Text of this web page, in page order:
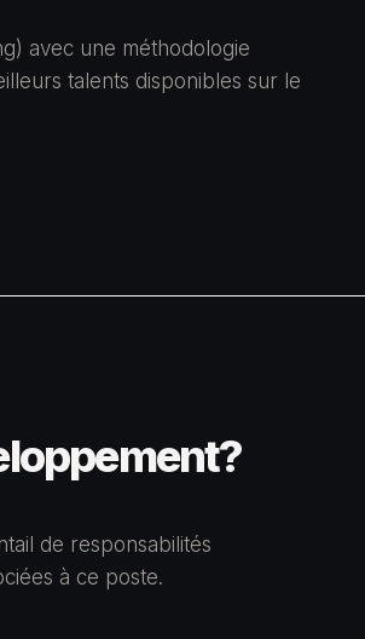
avec une méthodologie
talents disponibles sur le
de responsabilités
à ce poste.